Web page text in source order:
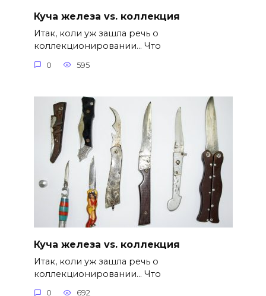
Куча железа vs. коллекция
Итак, коли уж зашла речь о
коллекционировании… Что
0 595
Куча железа vs. коллекция
Итак, коли уж зашла речь о
коллекционировании… Что
0 692